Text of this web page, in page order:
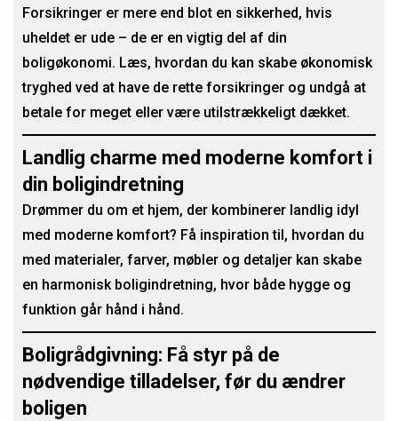
Forsikringer er mere end blot en sikkerhed, hvis
uheldet er ude – de er en vigtig del af din
boligøkonomi. Læs, hvordan du kan skabe økonomisk
tryghed ved at have de rette forsikringer og undgå at
betale for meget eller være utilstrækkeligt dækket.
Landlig charme med moderne komfort i
din boligindretning
Drømmer du om et hjem, der kombinerer landlig idyl
med moderne komfort? Få inspiration til, hvordan du
med materialer, farver, møbler og detaljer kan skabe
en harmonisk boligindretning, hvor både hygge og
funktion går hånd i hånd.
Boligrådgivning: Få styr på de
nødvendige tilladelser, før du ændrer
boligen